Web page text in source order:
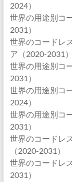
2024）
世界の用途別コ
2031）
世界のコードレ
ア（2020-2031）
世界の用途別コ
2031）
世界の用途別コ
2024）
世界の用途別コ
2031）
世界のコードレ
（2020-2031）
世界のコードレ
2031）